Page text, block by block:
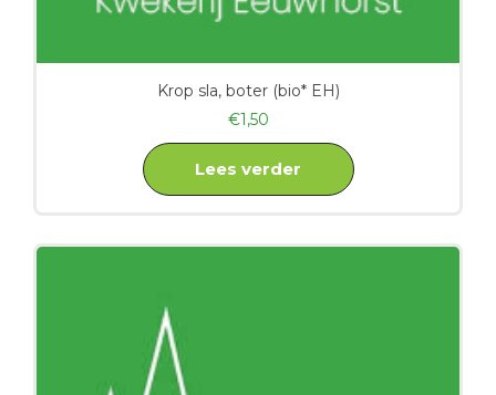
Krop sla, boter (bio* EH)
€1,50
Lees verder